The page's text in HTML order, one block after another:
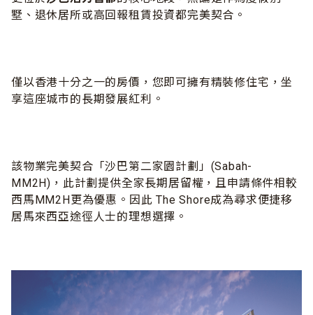
墅、退休居所或高回報租賃投資都完美契合。
僅以香港十分之一的房價，您即可擁有精裝修住宅，坐
享這座城市的長期發展紅利。
該物業完美契合「沙巴第二家園計劃」(Sabah-
MM2H)，此計劃提供全家長期居留權，且申請條件相較
西馬MM2H更為優惠。因此 The Shore成為尋求便捷移
居馬來西亞途徑人士的理想選擇。